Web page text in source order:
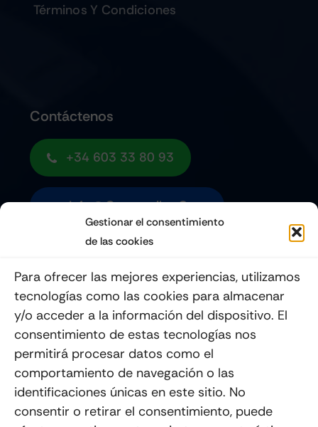
Gestionar el consentimiento
de las cookies
Para ofrecer las mejores experiencias, utilizamos
tecnologías como las cookies para almacenar
y/o acceder a la información del dispositivo. El
consentimiento de estas tecnologías nos
permitirá procesar datos como el
comportamiento de navegación o las
identificaciones únicas en este sitio. No
consentir o retirar el consentimiento, puede
Términos Y Condiciones
Contáctenos
+34 603 33 80 93
Info@quemoviles.com
Enviar